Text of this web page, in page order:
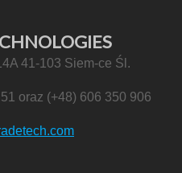
41-103 Siem-ce Śl.
oraz (+48) 606 350 906